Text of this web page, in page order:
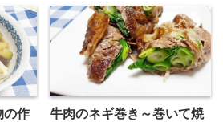
の作
牛肉のネギ巻き～巻いて焼